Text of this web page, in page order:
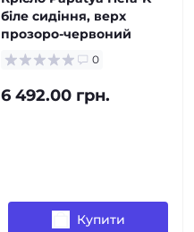
біле сидіння, верх
прозоро-червоний
0
6 492.00 грн.
Купити